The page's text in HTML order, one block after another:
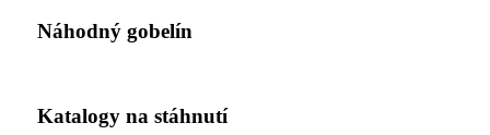
Náhodný gobelín
Katalogy na stáhnutí